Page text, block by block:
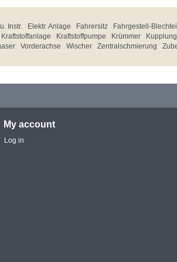
Instr. Elektr. Anlage Fahrersitz Fahrgestell-
Kraftstoffanlage Kraftstoffpumpe Krümmer
Vorderachse Wischer Zentralschmierung
My account
Log in